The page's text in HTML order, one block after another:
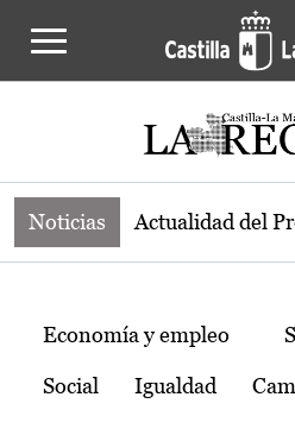
Noticias de la
Noticias Actualidad del
Temas
Economía y empleo
Social Igualdad